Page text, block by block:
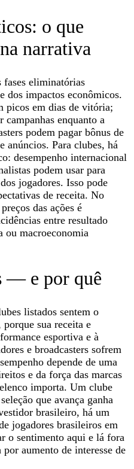
o que
narrativa
fases eliminatórias
dos impactos econômicos.
picos em dias de vitória;
campanhas enquanto a
podem pagar bônus de
anúncios. Para clubes, há
desempenho internacional
podem usar para
jogadores. Isso pode
de receita. No
das ações é
entre resultado
ou macroeconomia
— e por quê
listados sentem o
sua receita e
esportiva e à
e broadcasters sofrem
depende de uma
e da força das marcas
importa. Um clube
que avança ganha
brasileiro, há um
jogadores brasileiros em
o sentimento aqui e lá fora
aumento de interesse de